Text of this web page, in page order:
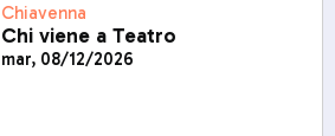
Chiavenna
Chi viene a Teatro
mar, 08/12/2026